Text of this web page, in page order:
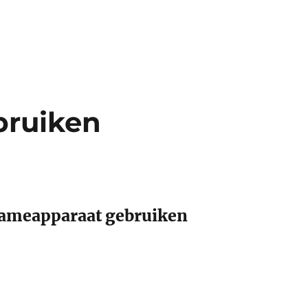
gebruiken